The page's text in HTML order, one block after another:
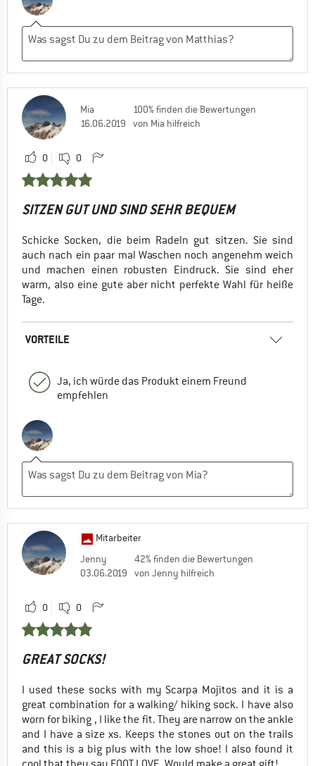
Mia
16.06.2019
100% finden die Bewertungen
von Mia hilfreich
0 0
SITZEN GUT UND SIND SEHR BEQUEM
Schicke Socken, die beim Radeln gut sitzen. Sie sind
auch nach ein paar mal Waschen noch angenehm weich
und machen einen robusten Eindruck. Sie sind eher
warm, also eine gute aber nicht perfekte Wahl für heiße
Tage.
VORTEILE
Ja, ich würde das Produkt einem Freund
empfehlen
Mitarbeiter
Jenny
03.06.2019
42% finden die Bewertungen
von Jenny hilfreich
0 0
GREAT SOCKS!
I used these socks with my Scarpa Mojitos and it is a
great combination for a walking/ hiking sock. I have also
worn for biking , I like the fit. They are narrow on the ankle
and I have a size xs. Keeps the stones out on the trails
and this is a big plus with the low shoe! I also found it